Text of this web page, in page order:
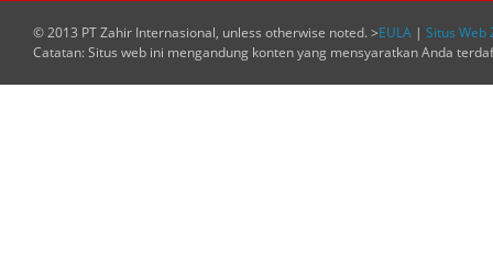
© 2013 PT Zahir Internasional, unless otherwise noted. >EULA | Situs Web
Catatan: Situs web ini mengandung konten yang mensyaratkan Anda